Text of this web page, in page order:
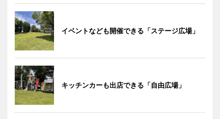
イベントなども開催できる「ステージ広場」
キッチンカーも出店できる「自由広場」